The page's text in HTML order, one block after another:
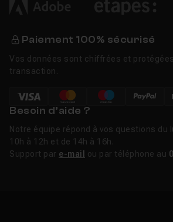
Paiement 100% sécurisé
Vos données sont chiffrées et
transaction.
Besoin d’aide ?
Notre équipe répond à vos questions du
10h à 12h et de 14h à 16h.
Support par e-mail ou par téléphone au